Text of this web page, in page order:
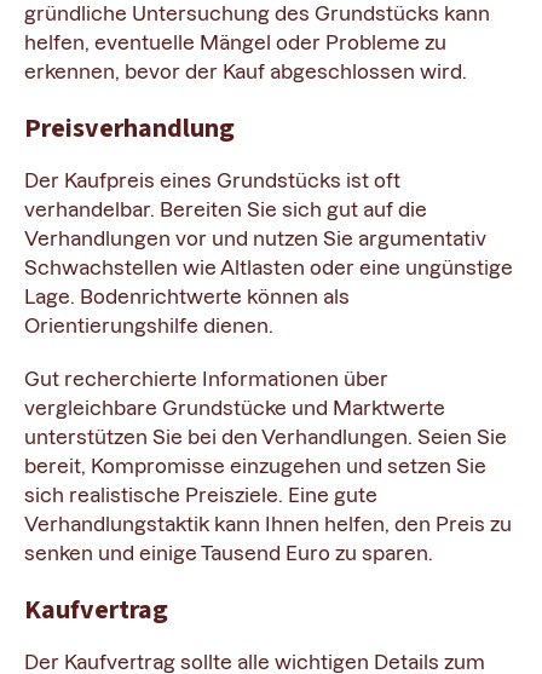
gründliche Untersuchung des Grundstücks kann
helfen, eventuelle Mängel oder Probleme zu
erkennen, bevor der Kauf abgeschlossen wird.
Preisverhandlung
Der Kaufpreis eines Grundstücks ist oft
verhandelbar. Bereiten Sie sich gut auf die
Verhandlungen vor und nutzen Sie argumentativ
Schwachstellen wie Altlasten oder eine ungünstige
Lage. Bodenrichtwerte können als
Orientierungshilfe dienen.
Gut recherchierte Informationen über
vergleichbare Grundstücke und Marktwerte
unterstützen Sie bei den Verhandlungen. Seien Sie
bereit, Kompromisse einzugehen und setzen Sie
sich realistische Preisziele. Eine gute
Verhandlungstaktik kann Ihnen helfen, den Preis zu
senken und einige Tausend Euro zu sparen.
Kaufvertrag
Der Kaufvertrag sollte alle wichtigen Details zum